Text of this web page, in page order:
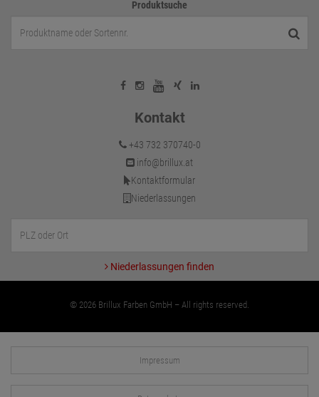
Produktsuche
Kontakt
+43 732 370740-0
info@brillux.at
Kontaktformular
Niederlassungen
Niederlassungen finden
© 2026 Brillux Farben GmbH – All rights reserved.
Impressum